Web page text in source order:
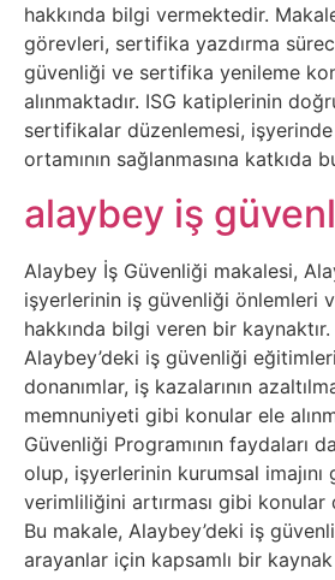
Diğer
Sosyal
Medyalar
Din
Dokümanlar
Domain
Download
E-
Devlet
Eğitim
hakkında bilgi vermektedir.
görevleri, sertifika yazdırma
güvenliği ve sertifika yenileme
alınmaktadır. ISG katiplerinin
sertifikalar düzenlemesi,
ortamının sağlanmasına katkıda
alaybey iş
Alaybey İş Güvenliği makalesi,
işyerlerinin iş güvenliği önlemleri
hakkında bilgi veren bir
Alaybey’deki iş güvenliği
donanımlar, iş kazalarının
memnuniyeti gibi konular ele
Güvenliği Programının faydaları
olup, işyerlerinin kurumsal
verimliliğini artırması gibi konular
Bu makale, Alaybey’deki iş
arayanlar için kapsamlı bir